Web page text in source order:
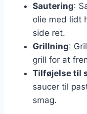
Sautering:
olie med lidt
side ret.
Grillning:
grill for at
Tilføjelse til
saucer til
smag.